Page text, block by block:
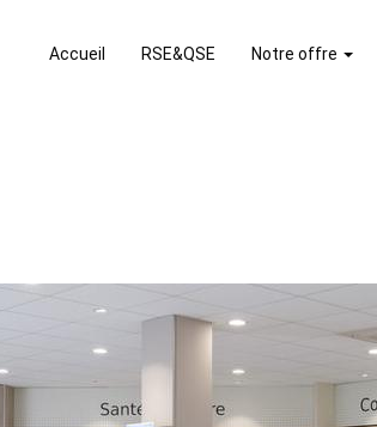
Accueil RSE&QSE Notre offre